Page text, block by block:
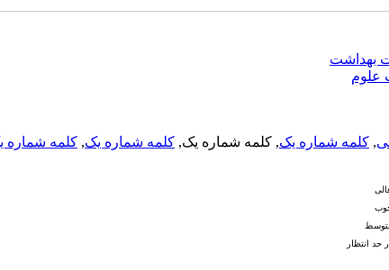
بهداشت
علوم
, کلمه شماره یک, کلمه شماره یک, کلمه شماره یک, کلمه شماره
حد انتظار